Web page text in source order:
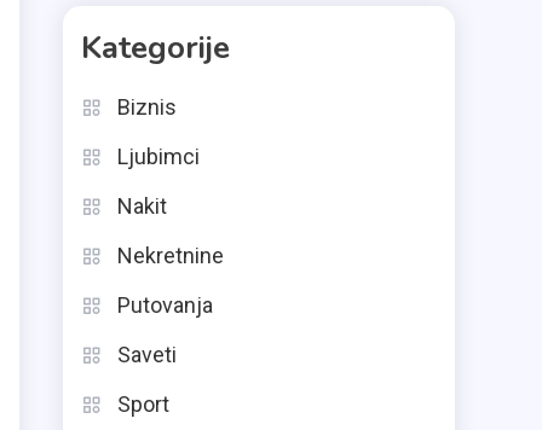
Kategorije
Biznis
Ljubimci
Nakit
Nekretnine
Putovanja
Saveti
Sport